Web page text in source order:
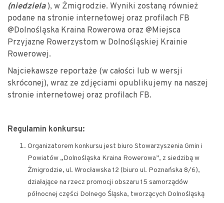
(niedziela), w Żmigrodzie. Wyniki zostaną również
podane na stronie internetowej oraz profilach FB
@Dolnośląska Kraina Rowerowa oraz @Miejsca
Przyjazne Rowerzystom w Dolnośląskiej Krainie
Rowerowej.
Najciekawsze reportaże (w całości lub w wersji
skróconej), wraz ze zdjęciami opublikujemy na naszej
stronie internetowej oraz profilach FB.
Regulamin konkursu:
Organizatorem konkursu jest biuro Stowarzyszenia Gmin i
Powiatów „Dolnośląska Kraina Rowerowa”, z siedzibą w
Żmigrodzie, ul. Wrocławska 12 (biuro ul. Poznańska 8/6),
działające na rzecz promocji obszaru 15 samorządów
północnej części Dolnego Śląska, tworzących Dolnośląską